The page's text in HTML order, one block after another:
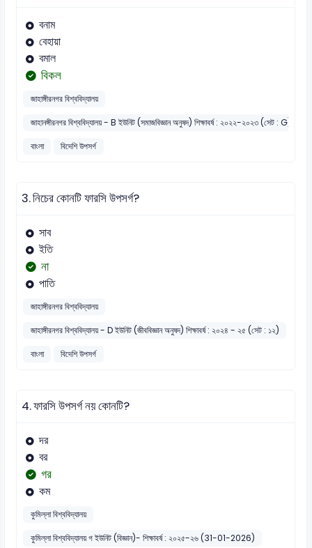
বনাম
বেহায়া
বমাল
বিকল
জাহাঙ্গীরনগর বিশ্ববিদ্যালয়
জাহানঙ্গীরনগর বিশ্ববিদ্যালয় - B ইউনিট (সমাজবিজ্ঞান অনুষদ) শিক্ষাবর্ষ : ২০২২-২০২৩ (সেট : G)
বাংলা
বিদেশি উপসর্গ
3.নিচের কোনটি ফারসি উপসর্গ?
সাব
ইতি
না
পাতি
জাহাঙ্গীরনগর বিশ্ববিদ্যালয়
জাহাঙ্গীরনগর বিশ্ববিদ্যালয় - D ইউনিট (জীববিজ্ঞান অনুষদ) শিক্ষাবর্ষ : ২০২৪ - ২৫ (সেট : ১২)
বাংলা
বিদেশি উপসর্গ
4.ফারসি উপসর্গ নয় কোনটি?
দর
বর
গর
কম
কুমিল্লা বিশ্ববিদ্যালয়
কুমিল্লা বিশ্ববিদ্যালয় গ ইউনিট (বিজ্ঞান)- শিক্ষাবর্ষ : ২০২৫-২৬ (31-01-2026)